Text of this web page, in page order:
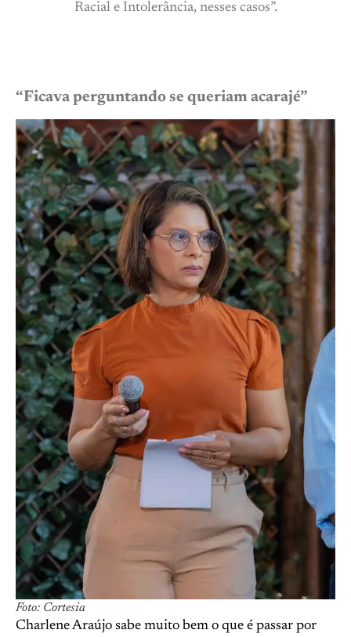
Racial e Intolerância, nesses casos”.
“Ficava perguntando se queriam acarajé”
Foto: Cortesia
Charlene Araújo sabe muito bem o que é passar por